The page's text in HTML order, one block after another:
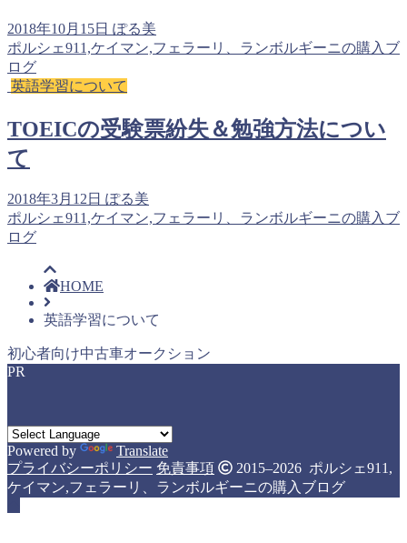
2018年10月15日 ぽる美
ポルシェ911,ケイマン,フェラーリ、ランボルギーニの購入ブ
ログ
英語学習について
TOEICの受験票紛失＆勉強方法につい
て
2018年3月12日 ぽる美
ポルシェ911,ケイマン,フェラーリ、ランボルギーニの購入ブ
ログ
HOME
英語学習について
初心者向け中古車オークション
PR
Powered by
Translate
プライバシーポリシー 免責事項
2015–2026 ポルシェ911,
ケイマン,フェラーリ、ランボルギーニの購入ブログ